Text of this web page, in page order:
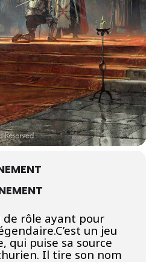
de rôle ayant pour
C’est un jeu
qui puise sa source
. Il tire son nom